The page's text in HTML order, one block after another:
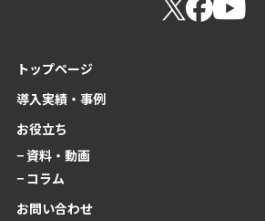
トップページ
導入実績・事例
お役立ち
− 資料・動画
− コラム
お問い合わせ